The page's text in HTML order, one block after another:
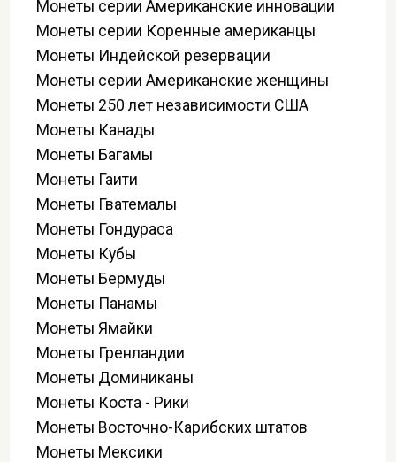
Монеты серии Американские инновации
Монеты серии Коренные американцы
Монеты Индейской резервации
Монеты серии Американские женщины
Монеты 250 лет независимости США
Монеты Канады
Монеты Багамы
Монеты Гаити
Монеты Гватемалы
Монеты Гондураса
Монеты Кубы
Монеты Бермуды
Монеты Панамы
Монеты Ямайки
Монеты Гренландии
Монеты Доминиканы
Монеты Коста - Рики
Монеты Восточно-Карибских штатов
Монеты Мексики